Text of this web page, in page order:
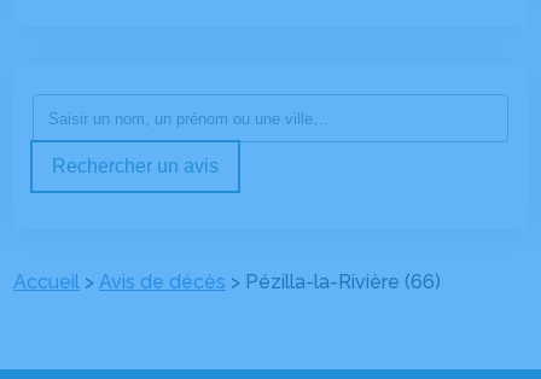
Rechercher un avis
Accueil >Avis de décès > Pézilla-la-Rivière (66)